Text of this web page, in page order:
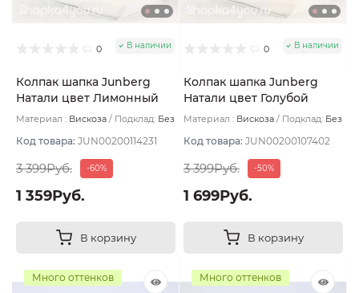
0 В наличии
Колпак шапка Junberg
Натали цвет Лимонный
Материал : Вискоза Подклад: Без
Код товара: JUN00200114231
3 399Руб. -60%
1 359Руб.
В корзину
0 В наличии
Колпак шапка Junberg
Натали цвет Голубой
светлый
Материал : Вискоза Подклад: Без
Код товара: JUN00200107402
3 399Руб. -50%
1 699Руб.
В корзину
Много оттенков Много оттенков